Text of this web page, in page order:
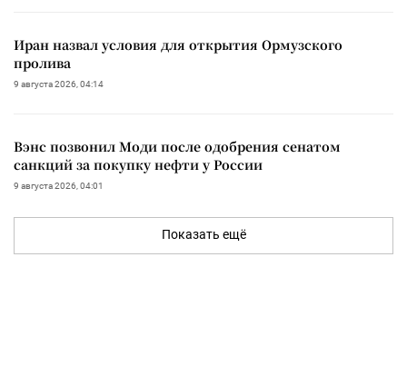
Иран назвал условия для открытия Ормузского
пролива
9 августа 2026, 04:14
Вэнс позвонил Моди после одобрения сенатом
санкций за покупку нефти у России
9 августа 2026, 04:01
Показать ещё